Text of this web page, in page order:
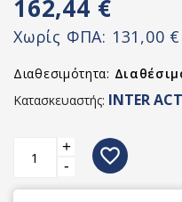
162,44 €
Χωρίς ΦΠΑ: 131,00 €
Διαθεσιμότητα:
Κατασκευαστής: INTER
+
-
favorite_border